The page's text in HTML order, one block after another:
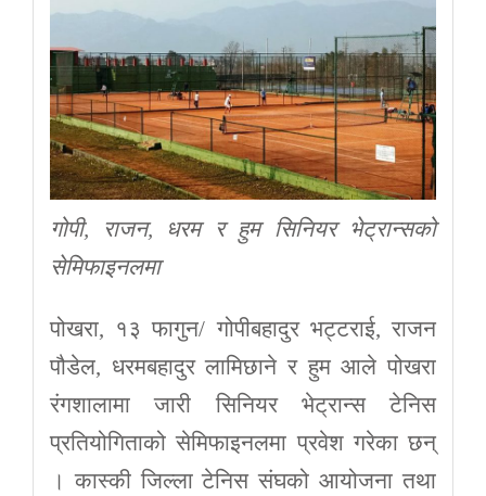
गोपी, राजन, धरम र हुम सिनियर भेट्रान्सको
सेमिफाइनलमा
पोखरा, १३ फागुन/ गोपीबहादुर भट्टराई, राजन
पौडेल, धरमबहादुर लामिछाने र हुम आले पोखरा
रंगशालामा जारी सिनियर भेट्रान्स टेनिस
प्रतियोगिताको सेमिफाइनलमा प्रवेश गरेका छन्
। कास्की जिल्ला टेनिस संघको आयोजना तथा